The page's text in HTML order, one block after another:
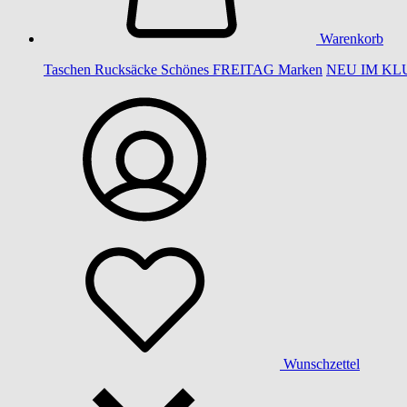
Warenkorb
Taschen Rucksäcke Schönes FREITAG Marken NEU IM
Wunschzettel